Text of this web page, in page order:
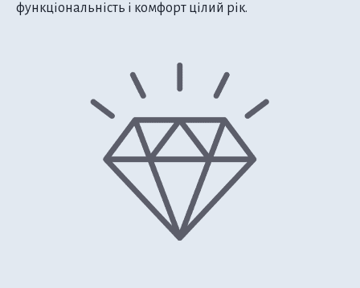
функціональність і комфорт цілий рік.